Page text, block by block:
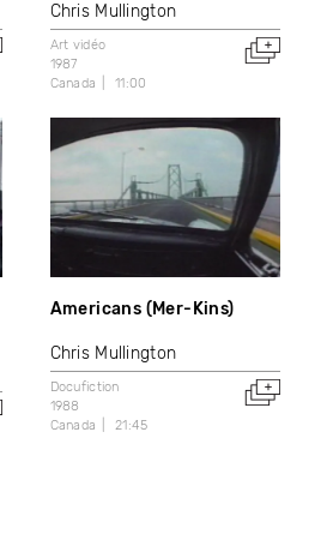
Chris Mullington
Art vidéo
1987
Canada
11:00
Americans (Mer-Kins)
Chris Mullington
Docufiction
1988
Canada
21:45